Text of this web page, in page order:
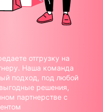
отгрузку на
Наша команда
подход, под любой
решения,
партнерстве с